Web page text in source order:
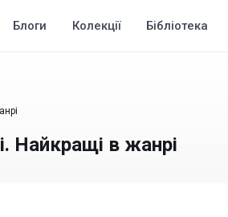
Блоги Колекції Бібліотека
Найкращі в жанрі